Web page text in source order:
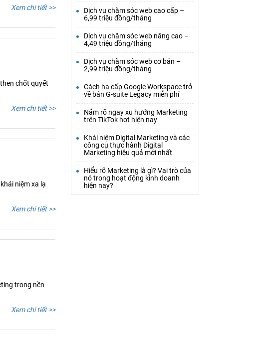
Xem chi tiết >>
chốt quyết
Xem chi tiết >>
niệm xa lạ
Xem chi tiết >>
trong nền
Xem chi tiết >>
Dịch vụ chăm sóc web cao cấp –
6,99 triệu đồng/tháng
Dịch vụ chăm sóc web nâng cao –
4,49 triệu đồng/tháng
Dịch vụ chăm sóc web cơ bản –
2,99 triệu đồng/tháng
Cách hạ cấp Google Workspace trở
về bản G-suite Legacy miễn phí
Nắm rõ ngay xu hướng Marketing
trên TikTok hot hiện nay
Khái niệm Digital Marketing và các
công cụ thực hành Digital
Marketing hiệu quả mới nhất
Hiểu rõ Marketing là gì? Vai trò của
nó trong hoạt động kinh doanh
hiện nay?